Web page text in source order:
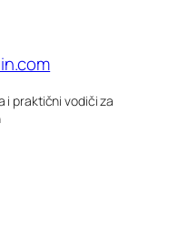
i praktični vodiči za